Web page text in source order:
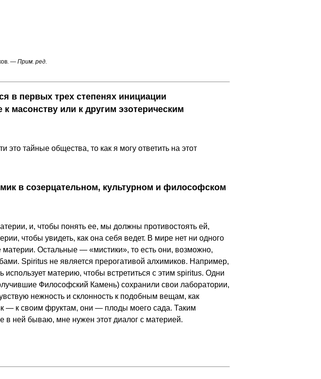
— Прим. ред.
в первых трех степенях инициации
масонству или к другим эзотерическим
это тайные общества, то как я могу ответить на этот
в созерцательном, культурном и философском
и, чтобы понять ее, мы должны противостоять ей,
чтобы увидеть, как она себя ведет. В мире нет ни одного
Остальные — «мистики», то есть они, возможно,
Spiritus не является прерогативой алхимиков. Например,
материю, чтобы встретиться с этим spiritus. Одни
Философский Камень) сохранили свои лаборатории,
нежность и склонность к подобным вещам, как
— к своим фруктам, они — плоды моего сада. Таким
в ней бываю, мне нужен этот диалог с материей.